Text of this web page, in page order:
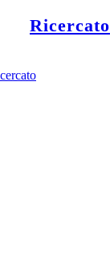
Ricercato